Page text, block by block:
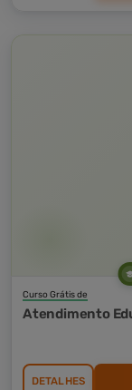
Curso Grátis de
Atendimento
DETALHES